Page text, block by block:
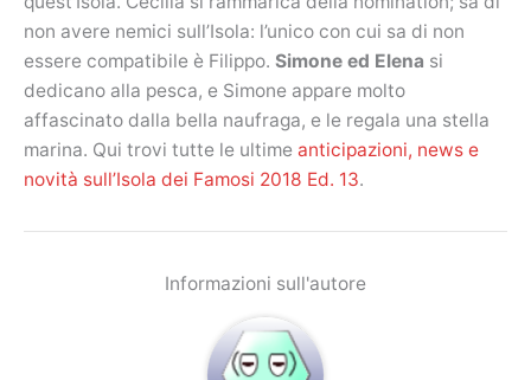
non avere nemici sull’Isola: l’unico con cui sa di non
essere compatibile è Filippo. Simone ed Elena si
dedicano alla pesca, e Simone appare molto
affascinato dalla bella naufraga, e le regala una stella
marina. Qui trovi tutte le ultime anticipazioni, news e
novità sull’Isola dei Famosi 2018 Ed. 13.
Informazioni sull'autore